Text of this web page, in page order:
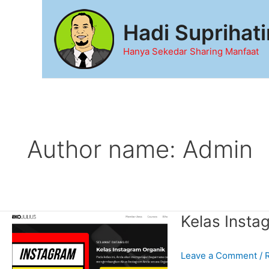
Hadi
Hanya Sekedar Sharing Manfaat
Author name: Admin
Kelas
Leave a Comment /